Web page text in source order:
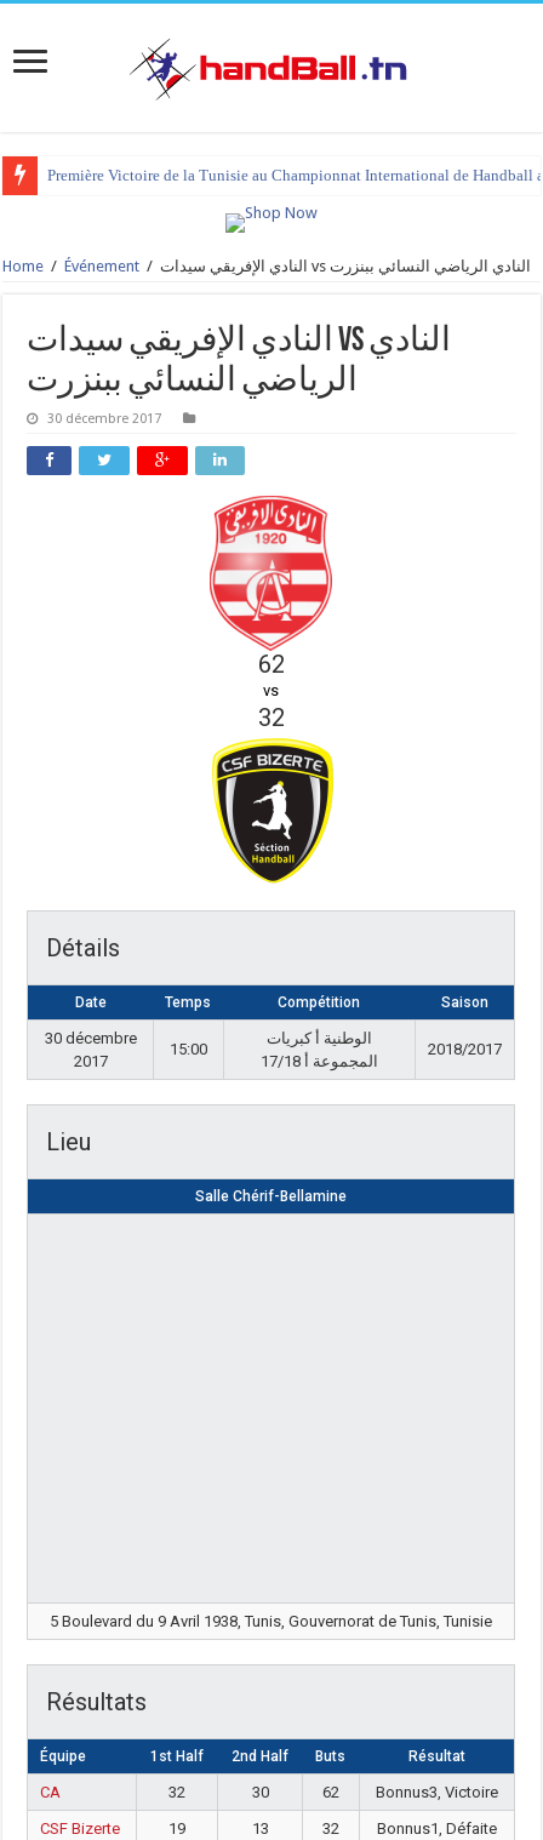
Première Victoire de la Tunisie au Championnat International de Handball
Home / Événement / النادي الإفريقي سيدات vs النادي الرياضي النسائي ببنزرت
النادي الإفريقي سيدات vs النادي
الرياضي النسائي ببنزرت
30 décembre 2017
62
vs
32
Détails
Date Temps Compétition Saison
30 décembre
2017
15:00
الوطنية أ كبريات
المجموعة أ 17/18
2018/2017
Lieu
Salle Chérif-Bellamine
5 Boulevard du 9 Avril 1938, Tunis, Gouvernorat de Tunis, Tunisie
Résultats
Équipe 1st Half 2nd Half Buts Résultat
CA 32 30 62
Bonnus3, Victoire
CSF Bizerte
19 13 32 Bonnus1, Défaite